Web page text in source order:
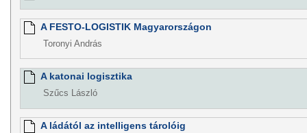
A FESTO-LOGISTIK Magyarországon
Toronyi András
A katonai logisztika
Szűcs László
A ládától az intelligens tárolóig